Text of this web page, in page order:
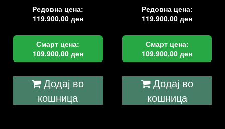
Редовна цена:
119.900,00 ден
Смарт цена:
109.900,00 ден
Додај во
кошница
Редовна цена:
119.900,00ден
Смарт цена:
109.900,00ден
Додај во
кошница